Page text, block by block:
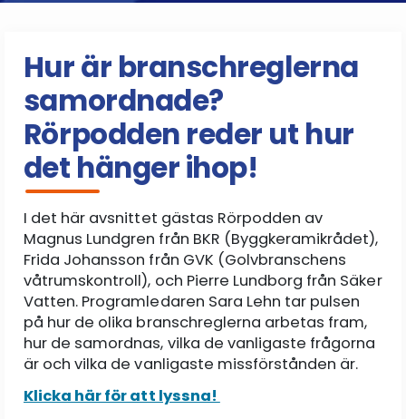
Hur är branschreglerna
samordnade?
Rörpodden reder ut hur
det hänger ihop!
I det här avsnittet gästas Rörpodden av
Magnus Lundgren från BKR (Byggkeramikrådet),
Frida Johansson från GVK (Golvbranschens
våtrumskontroll), och Pierre Lundborg från Säker
Vatten. Programledaren Sara Lehn tar pulsen
på hur de olika branschreglerna arbetas fram,
hur de samordnas, vilka de vanligaste frågorna
är och vilka de vanligaste missförstånden är.
Klicka här för att lyssna!